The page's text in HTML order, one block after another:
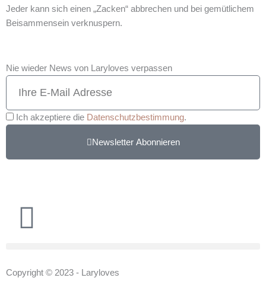
Jeder kann sich einen „Zacken“ abbrechen und bei gemütlichem
Beisammensein verknuspern.
Nie wieder News von Laryloves verpassen
Ich akzeptiere die Datenschutzbestimmung.
Newsletter Abonnieren
Copyright © 2023 - Laryloves